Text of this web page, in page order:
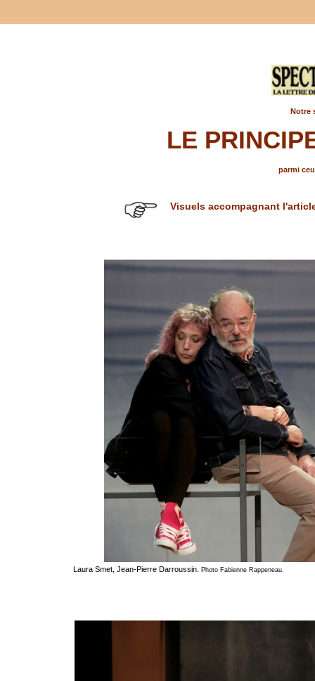
Notre
LE
parmi
Visuels accompagnant
Laura Smet, Jean-Pierre Darroussin. Photo Fabienne Rappeneau.